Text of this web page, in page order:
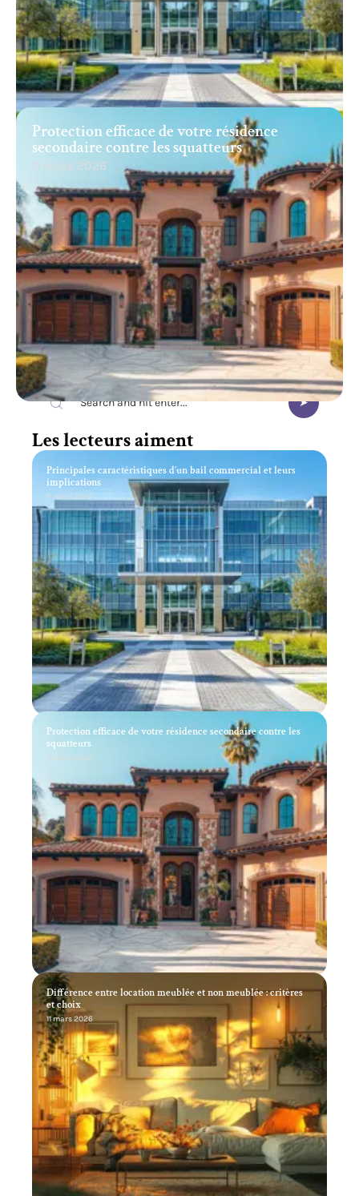
Protection efficace de votre résidence
secondaire contre les squatteurs
11 mars 2026
Recherche
Les lecteurs aiment
Principales caractéristiques d’un bail commercial et leurs
implications
11 mars 2026
Protection efficace de votre résidence secondaire contre les
squatteurs
11 mars 2026
Différence entre location meublée et non meublée : critères
et choix
11 mars 2026